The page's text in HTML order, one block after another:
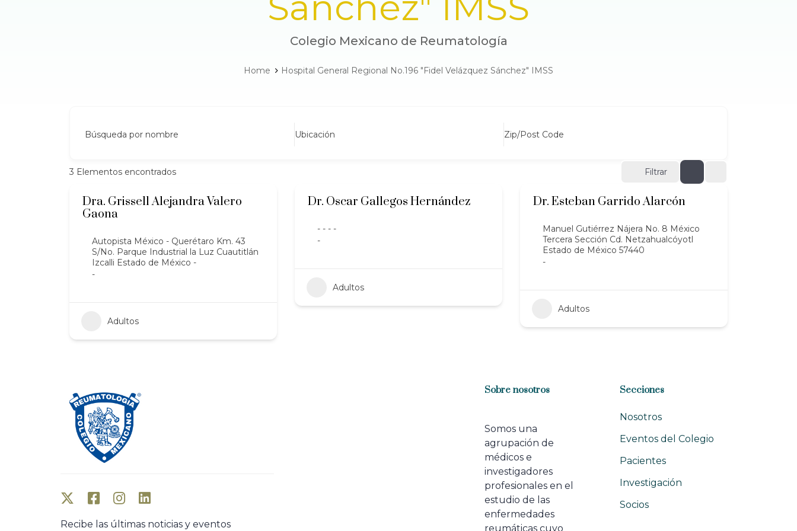
Colegio Mexicano de Reumatología
Home Hospital General Regional No.196 "Fidel Velázquez Sánchez" IMSS
Búsqueda por nombre Ubicación Zip/Post Code
3 Elementos encontrados Filtrar
Dra. Grissell Alejandra Valero
Gaona
Autopista México - Querétaro Km. 43
S/No. Parque Industrial la Luz Cuautitlán
Izcalli Estado de México -
-
Adultos
Dr. Oscar Gallegos Hernández
- - - -
-
Adultos
Dr. Esteban Garrido Alarcón
Manuel Gutiérrez Nájera No. 8 México
Tercera Sección Cd. Netzahualcóyotl
Estado de México 57440
-
Adultos
Recibe las últimas noticias y eventos
Sobre nosotros
Somos una
agrupación de
médicos e
investigadores
profesionales en el
estudio de las
enfermedades
reumáticas cuyo
Secciones
Nosotros
Eventos del Colegio
Pacientes
Investigación
Socios